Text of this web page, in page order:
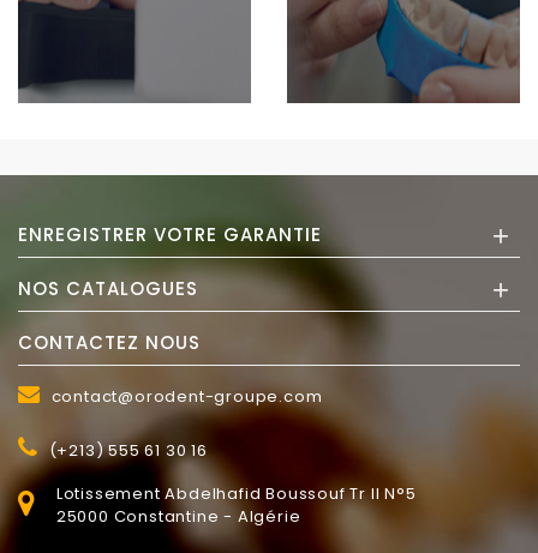
ENREGISTRER VOTRE GARANTIE +
NOS CATALOGUES +
CONTACTEZ NOUS
contact@orodent-groupe.com
(+213) 555 61 30 16
Lotissement Abdelhafid Boussouf Tr II N°5
25000 Constantine - Algérie